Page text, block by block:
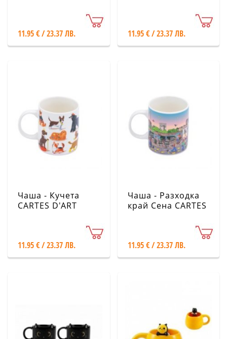
11.95 € / 23.37 ЛВ. 11.95 € / 23.37 ЛВ.
Чаша - Кучета
CARTES D'ART
11.95 € / 23.37 ЛВ.
Чаша - Разходка
край Сена CARTES
11.95 € / 23.37 ЛВ.